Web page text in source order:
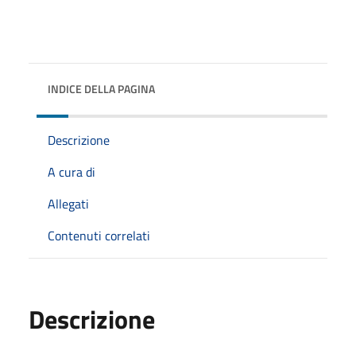
INDICE DELLA PAGINA
Descrizione
A cura di
Allegati
Contenuti correlati
Descrizione